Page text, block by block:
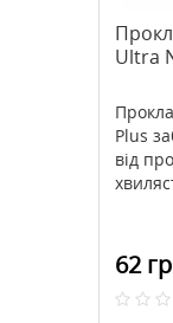
Ultra
Plus
від
62